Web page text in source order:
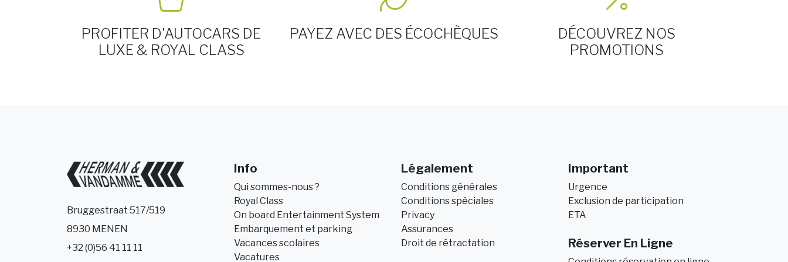
PROFITER D'AUTOCARS DE
LUXE & ROYAL CLASS
PAYEZ AVEC DES ÉCOCHÈQUES
DÉCOUVREZ NOS
PROMOTIONS
Bruggestraat 517/519
8930 MENEN
+32 (0)56 41 11 11
Info
Qui sommes-nous ?
Royal Class
On board Entertainment System
Embarquement et parking
Vacances scolaires
Vacatures
Légalement
Conditions générales
Conditions spéciales
Privacy
Assurances
Droit de rétractation
Important
Urgence
Exclusion de participation
ETA
Réserver En Ligne